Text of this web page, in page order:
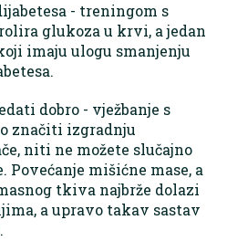
- treningom s
glukoza u krvi, a jedan
imaju ulogu smanjenju
dobro - vježbanje s
značiti izgradnju
niti ne možete slučajno
mišićne mase, a
tkiva najbrže dolazi
a upravo takav sastav